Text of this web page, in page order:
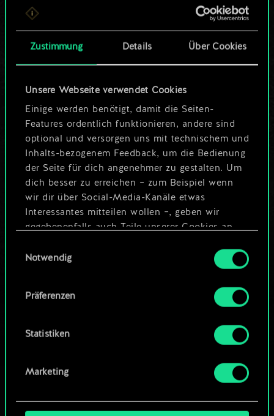
Zustimmung Details Über Cookies
Unsere Webseite verwendet Cookies
Einige werden benötigt, damit die Seiten-
Features ordentlich funktionieren, andere sind
optional und versorgen uns mit technischem und
Inhalts-bezogenem Feedback, um die Bedienung
der Seite für dich angenehmer zu gestalten. Um
dich besser zu erreichen – zum Beispiel wenn
wir dir über Social-Media-Kanäle etwas
Interessantes mitteilen wollen –, geben wir
gegebenenfalls auch Teile unserer Cookies an
Cookies erfordert allerdings deine Zustimmung.
Alle Details zu unserer Nutzung von Cookies
findest du unten im Menü „Einstellungen“, wo
um das Thema Cookies ändern kannst.
Notwendig
Präferenzen
Statistiken
Marketing
ein geteilter Satz
Karten.
mehr sein kann!
Deck benennen und Leitfaden
Deck bearbeiten